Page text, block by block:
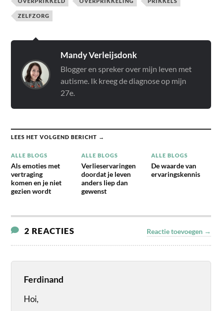
ZELFZORG
Mandy Verleijsdonk
Blogger en spreker over mijn leven met
autisme. Ik kreeg de diagnose op mijn
27e.
LEES HET VOLGEND BERICHT →
ALLE BLOGS
Als emoties met
vertraging
komen en je niet
gezien wordt
ALLE BLOGS
Verlieservaringen
doordat je leven
anders liep dan
gewenst
ALLE BLOGS
De waarde van
ervaringskennis
2 REACTIES Reactie toevoegen →
Ferdinand
Hoi,